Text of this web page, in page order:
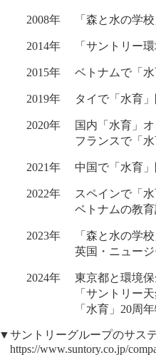
2008年 「森と水の学
2014年 「サントリー
2015年 ベトナムで「
2019年 タイで「水育
2020年
国内「水育」
フランスで「
2021年 中国で「水育
2022年
スペインで「
ベトナムの教
2023年
「森と水の学
英国・ニュー
2024年
東京都と環境
「サントリー
「水育」20周
▼サントリーグループのサス
https://www.suntory.co.jp/